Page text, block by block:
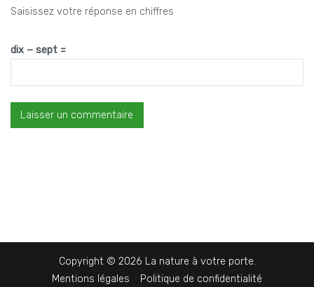
Saisissez votre réponse en chiffres
dix − sept =
Copyright © 2026 La nature à votre porte.
Mentions légales
Politique de confidentialité